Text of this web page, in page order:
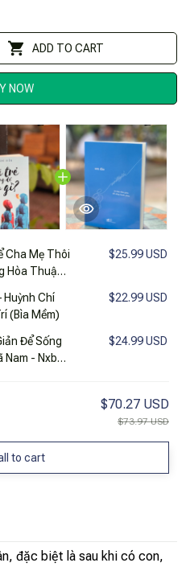
ADD TO CART
NOW
Cha Mẹ Thôi
Hòa Thuận
– Lynda
– Nxb
$25.99 USD
Huỳnh Chí
(Bìa Mềm)
$22.99 USD
Để Sống
Nam - Nxb
$24.99 USD
$70.27 USD
$73.97 USD
to cart
đặc biệt là sau khi có con,